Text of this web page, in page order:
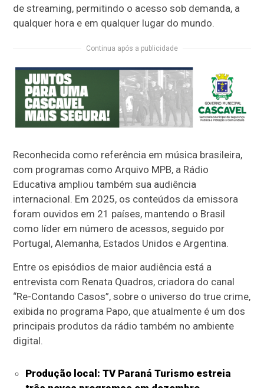
de streaming, permitindo o acesso sob demanda, a
qualquer hora e em qualquer lugar do mundo.
Continua após a publicidade
Reconhecida como referência em música brasileira,
com programas como Arquivo MPB, a Rádio
Educativa ampliou também sua audiência
internacional. Em 2025, os conteúdos da emissora
foram ouvidos em 21 países, mantendo o Brasil
como líder em número de acessos, seguido por
Portugal, Alemanha, Estados Unidos e Argentina.
Entre os episódios de maior audiência está a
entrevista com Renata Quadros, criadora do canal
“Re-Contando Casos”, sobre o universo do true crime,
exibida no programa Papo, que atualmente é um dos
principais produtos da rádio também no ambiente
digital.
Produção local: TV Paraná Turismo estreia